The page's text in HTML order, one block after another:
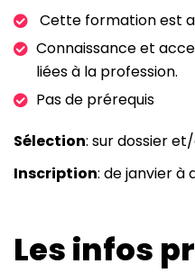
Cette formation est
Connaissance et
liées à la profession.
Pas de prérequis
Sélection: sur dossier
Inscription: de janvier à
Les infos